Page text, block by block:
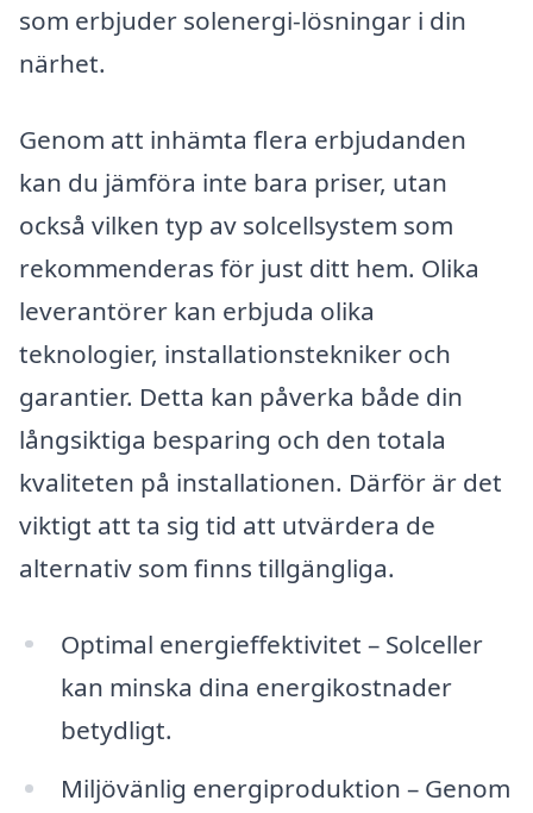
som erbjuder solenergi-lösningar i din
närhet.
Genom att inhämta flera erbjudanden
kan du jämföra inte bara priser, utan
också vilken typ av solcellsystem som
rekommenderas för just ditt hem. Olika
leverantörer kan erbjuda olika
teknologier, installationstekniker och
garantier. Detta kan påverka både din
långsiktiga besparing och den totala
kvaliteten på installationen. Därför är det
viktigt att ta sig tid att utvärdera de
alternativ som finns tillgängliga.
Optimal energieffektivitet – Solceller
kan minska dina energikostnader
betydligt.
Miljövänlig energiproduktion – Genom